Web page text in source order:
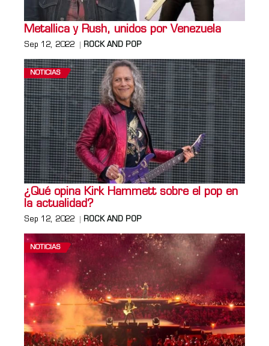
Metallica y Rush, unidos por Venezuela
Sep 12, 2022 ROCK AND POP
NOTICIAS
¿Qué opina Kirk Hammett sobre el pop en
la actualidad?
Sep 12, 2022 ROCK AND POP
NOTICIAS